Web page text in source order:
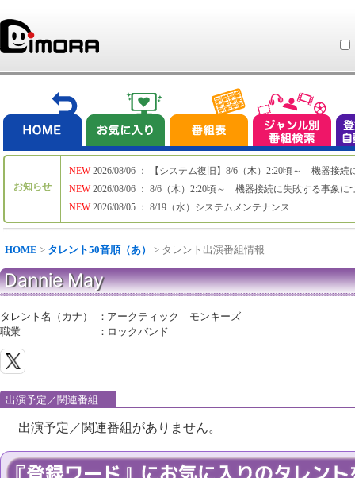
お知らせ
NEW
NEW
NEW
2026/08/06 ： 【システム復旧】8/6（木）2:20頃～ 機器接続
2026/08/06 ： 8/6（木）2:20頃～ 機器接続に失敗する事象に
2026/08/05 ： 8/19（水）システムメンテナンス
HOME > タレント50音順（あ） > タレント出演番組情報
Dannie May
タレント名（カナ） ： アークティック モンキーズ
職業
： ロックバンド
出演予定／関連番組
出演予定／関連番組がありません。